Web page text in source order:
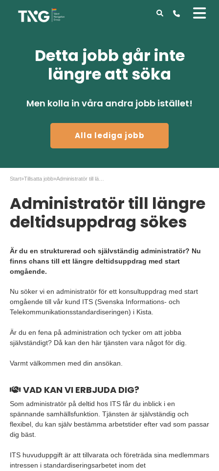
Detta jobb går inte
längre att söka
Men kolla in våra andra jobb istället!
Alla lediga jobb
Start»Tillsatta jobb»
Administratör till längre
deltidsuppdrag sökes
Är du en strukturerad och självständig administratör? Nu
finns chans till ett längre deltidsuppdrag med start
omgående.
Nu söker vi en administratör för ett konsultuppdrag med start
omgående till vår kund ITS (Svenska Informations- och
Telekommunikationsstandardiseringen) i Kista.
Är du en fena på administration och tycker om att jobba
självständigt? Då kan den här tjänsten vara något för dig.
Varmt välkommen med din ansökan.
VAD KAN VI ERBJUDA DIG?
Som administratör på deltid hos ITS får du inblick i en
spännande samhällsfunktion. Tjänsten är självständig och
flexibel, du kan själv bestämma arbetstider efter vad som passar
dig bäst.
ITS huvuduppgift är att tillvarata och företräda sina medlemmars
intressen i standardiseringsarbetet inom det